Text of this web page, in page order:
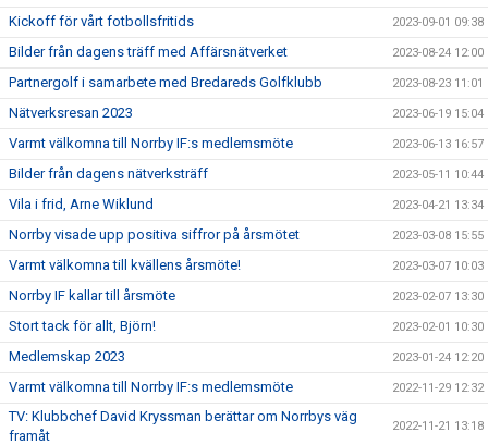
Kickoff för vårt fotbollsfritids 2023-09-01 09:38
Bilder från dagens träff med Affärsnätverket 2023-08-24 12:00
Partnergolf i samarbete med Bredareds Golfklubb 2023-08-23 11:01
Nätverksresan 2023 2023-06-19 15:04
Varmt välkomna till Norrby IF:s medlemsmöte 2023-06-13 16:57
Bilder från dagens nätverksträff 2023-05-11 10:44
Vila i frid, Arne Wiklund 2023-04-21 13:34
Norrby visade upp positiva siffror på årsmötet 2023-03-08 15:55
Varmt välkomna till kvällens årsmöte! 2023-03-07 10:03
Norrby IF kallar till årsmöte 2023-02-07 13:30
Stort tack för allt, Björn! 2023-02-01 10:30
Medlemskap 2023 2023-01-24 12:20
Varmt välkomna till Norrby IF:s medlemsmöte 2022-11-29 12:32
TV: Klubbchef David Kryssman berättar om Norrbys väg
framåt
2022-11-21 13:18